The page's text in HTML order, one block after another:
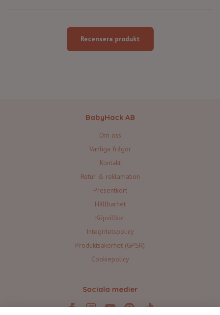
Recensera produkt
BabyHack AB
Om oss
Vanliga frågor
Kontakt
Retur & reklamation
Presentkort
Hållbarhet
Köpvillkor
Integritetspolicy
Produktsäkerhet (GPSR)
Cookiepolicy
Sociala medier